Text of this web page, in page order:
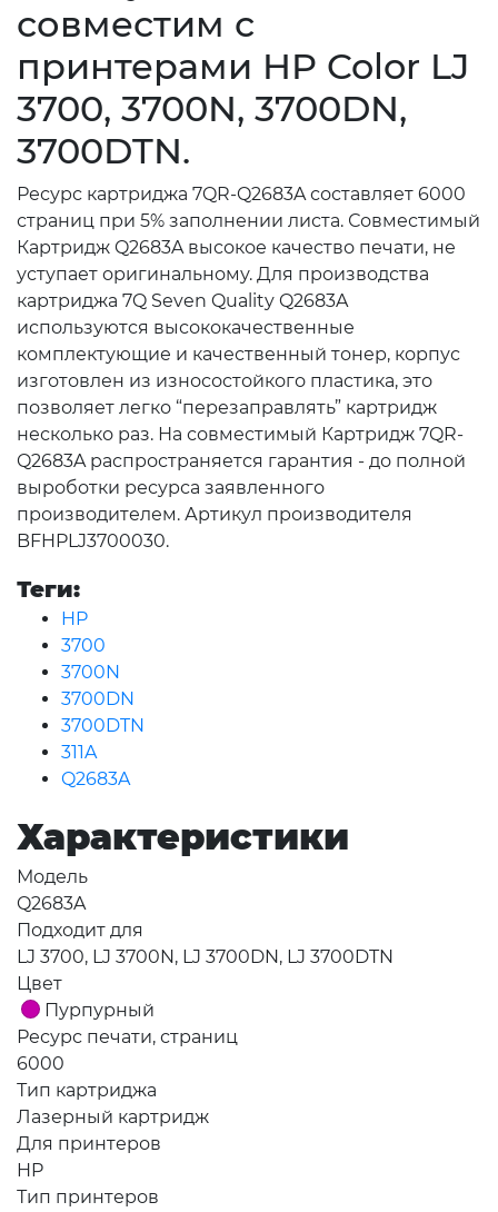
совместим с
принтерами HP Color LJ
3700, 3700N, 3700DN,
3700DTN.
Ресурс картриджа 7QR-Q2683A составляет 6000
страниц при 5% заполнении листа. Совместимый
Картридж Q2683A высокое качество печати, не
уступает оригинальному. Для производства
картриджа 7Q Seven Quality Q2683A
используются высококачественные
комплектующие и качественный тонер, корпус
изготовлен из износостойкого пластика, это
позволяет легко “перезаправлять” картридж
несколько раз. На совместимый Картридж 7QR-
Q2683A распространяется гарантия - до полной
выроботки ресурса заявленного
производителем. Артикул производителя
BFHPLJ3700030.
Теги:
HP
3700
3700N
3700DN
3700DTN
311A
Q2683A
Характеристики
Модель
Q2683A
Подходит для
LJ 3700, LJ 3700N, LJ 3700DN, LJ 3700DTN
Цвет
Пурпурный
Ресурс печати, страниц
6000
Тип картриджа
Лазерный картридж
Для принтеров
HP
Тип принтеров